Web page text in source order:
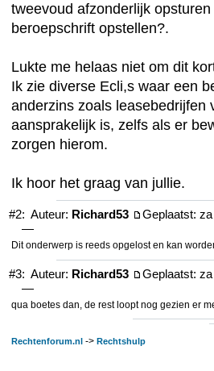
tweevoud afzonderlijk
beroepschrift opstellen?.
Lukte me helaas niet om dit
Ik zie diverse Ecli,s waar een
anderzins zoals leasebedrijfen
aansprakelijk is, zelfs als er
zorgen hierom.
Ik hoor het graag van jullie.
#2: Auteur: Richard53
Geplaatst:
—
Dit onderwerp is reeds opgelost en kan
#3: Auteur: Richard53
Geplaatst:
—
qua boetes dan, de rest loopt nog gezien er
Rechtenforum.nl -> Rechtshulp